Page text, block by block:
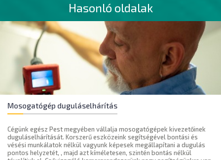
Hasonló oldalak
Mosogatógép duguláselhárítás
Cégünk egész Pest megyében vállalja mosogatógépek kivezetőinek
duguláselhárítását. Korszerű eszközeink segítségével bontási és
vésési munkálatok nélkül vagyunk képesek megállapítani a dugulás
pontos helyzetét, , majd azt kíméletesen, szintén bontás nélkül